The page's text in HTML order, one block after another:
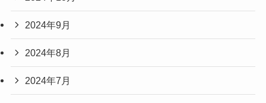
2024年9月
2024年8月
2024年7月